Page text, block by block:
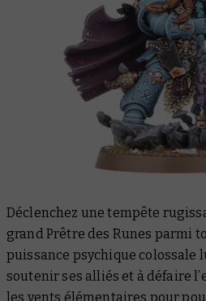
Déclenchez une tempête
grand Prêtre des Runes parmi
puissance psychique colossale
soutenir ses alliés et à défaire
les vents élémentaires pour